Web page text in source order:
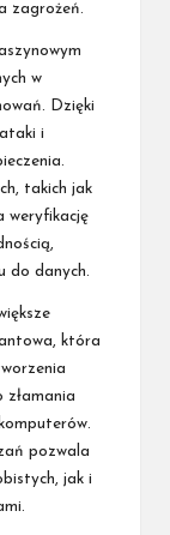
zagrożeń.
w
Dzięki
i
takich jak
weryfikację
do danych.
która
złamania
pozwala
jak i